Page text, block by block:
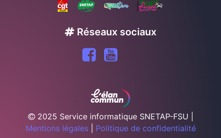
Réseaux sociaux
2025 Service informatique SNETAP-FSU |
Mentions légales| Politique de confidentialité